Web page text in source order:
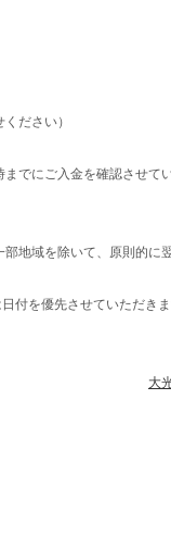
ださい）
でにご入金を確認させて
地域を除いて、原則的に
付を優先させていただきま
大